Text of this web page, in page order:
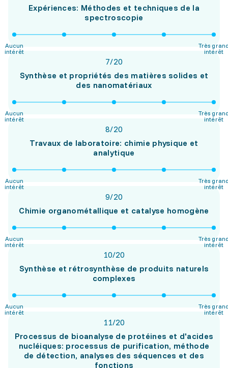
Expériences: Méthodes et techniques de la
spectroscopie
Aucun
intérêt
Très
intérêt
7/20
Synthèse et propriétés des matières solides et
des nanomatériaux
Aucun
intérêt
Très
intérêt
8/20
Travaux de laboratoire: chimie physique et
analytique
Aucun
intérêt
Très
intérêt
9/20
Chimie organométallique et catalyse homogène
Aucun
intérêt
Très
intérêt
10/20
Synthèse et rétrosynthèse de produits naturels
complexes
Aucun
intérêt
Très
intérêt
11/20
Processus de bioanalyse de protéines et d'acides
nucléiques: processus de purification, méthode
de détection, analyses des séquences et des
fonctions